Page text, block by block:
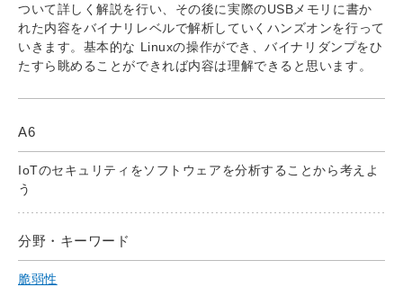
ついて詳しく解説を行い、その後に実際のUSBメモリに書か
れた内容をバイナリレベルで解析していくハンズオンを行って
いきます。基本的な Linuxの操作ができ、バイナリダンプをひ
たすら眺めることができれば内容は理解できると思います。
A6
IoTのセキュリティをソフトウェアを分析することから考えよ
う
分野・キーワード
脆弱性